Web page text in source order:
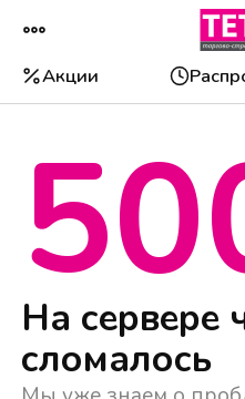
Акции
На сервере
сломалось